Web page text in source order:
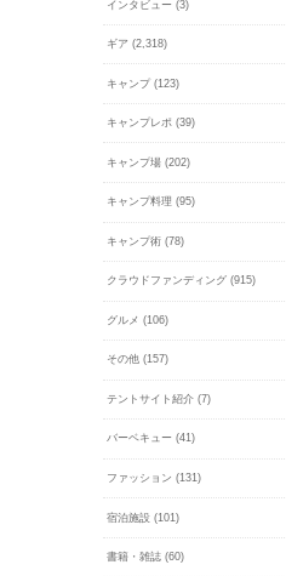
インタビュー (3)
ギア (2,318)
キャンプ (123)
キャンプレポ (39)
キャンプ場 (202)
キャンプ料理 (95)
キャンプ術 (78)
クラウドファンディング (915)
グルメ (106)
その他 (157)
テントサイト紹介 (7)
バーベキュー (41)
ファッション (131)
宿泊施設 (101)
書籍・雑誌 (60)